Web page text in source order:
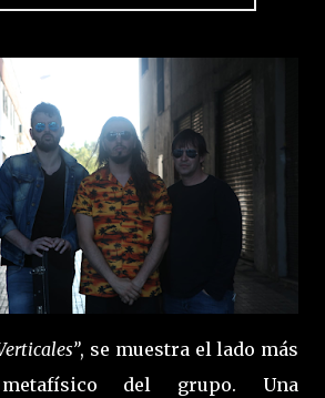
, se muestra el lado más
del grupo. Una